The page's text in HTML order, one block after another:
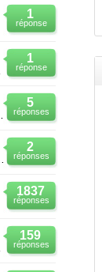
1
réponse
1
réponse
5
réponses
2
réponses
1837
réponses
159
réponses